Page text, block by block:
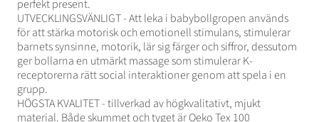
perfekt present.
UTVECKLINGSVÄNLIGT - Att leka i babybollgropen används
för att stärka motorisk och emotionell stimulans, stimulerar
barnets synsinne, motorik, lär sig färger och siffror, dessutom
ger bollarna en utmärkt massage som stimulerar K-
receptorerna rätt social interaktioner genom att spela i en
grupp.
HÖGSTA KVALITET - tillverkad av högkvalitativt, mjukt
material. Både skummet och tyget är Oeko Tex 100